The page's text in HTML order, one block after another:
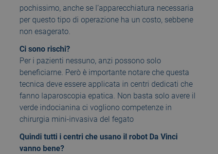
pochissimo, anche se l’apparecchiatura necessaria
per questo tipo di operazione ha un costo, sebbene
non esagerato.
Ci sono rischi?
Per i pazienti nessuno, anzi possono solo
beneficiarne. Però è importante notare che questa
tecnica deve essere applicata in centri dedicati che
fanno laparoscopia epatica. Non basta solo avere il
verde indocianina ci vogliono competenze in
chirurgia mini-invasiva del fegato
Quindi tutti i centri che usano il robot Da Vinci
vanno bene?